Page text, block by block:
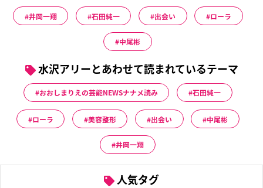
井岡一翔 石田純一 出会い ローラ
中尾彬
水沢アリーとあわせて読まれているテーマ
おおしまりえの芸能NEWSナナメ読み 石田純一
ローラ 美容整形 出会い 中尾彬
井岡一翔
人気タグ